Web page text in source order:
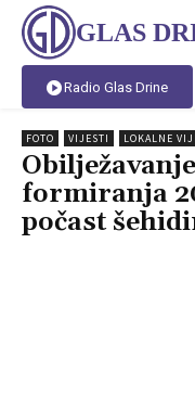
GLAS
Radio Glas Drine
FOTO VIJESTI LOKALNE
formiranja
počast